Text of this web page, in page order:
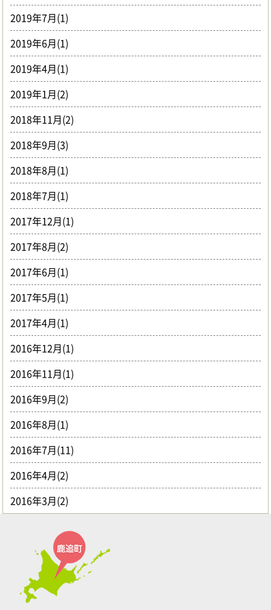
2019年7月(1)
2019年6月(1)
2019年4月(1)
2019年1月(2)
2018年11月(2)
2018年9月(3)
2018年8月(1)
2018年7月(1)
2017年12月(1)
2017年8月(2)
2017年6月(1)
2017年5月(1)
2017年4月(1)
2016年12月(1)
2016年11月(1)
2016年9月(2)
2016年8月(1)
2016年7月(11)
2016年4月(2)
2016年3月(2)